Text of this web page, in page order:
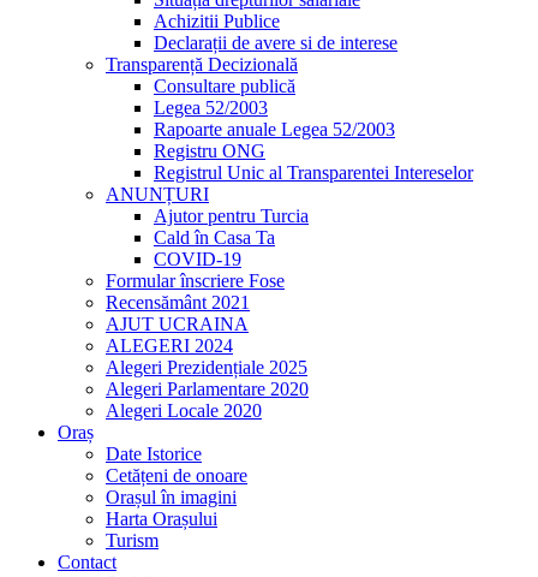
Achizitii Publice
Declarații de avere si de interese
Transparență Decizională
Consultare publică
Legea 52/2003
Rapoarte anuale Legea 52/2003
Registru ONG
Registrul Unic al Transparentei Intereselor
ANUNȚURI
Ajutor pentru Turcia
Cald în Casa Ta
COVID-19
Formular înscriere Fose
Recensământ 2021
AJUT UCRAINA
ALEGERI 2024
Alegeri Prezidențiale 2025
Alegeri Parlamentare 2020
Alegeri Locale 2020
Oraș
Date Istorice
Cetățeni de onoare
Orașul în imagini
Harta Orașului
Turism
Contact